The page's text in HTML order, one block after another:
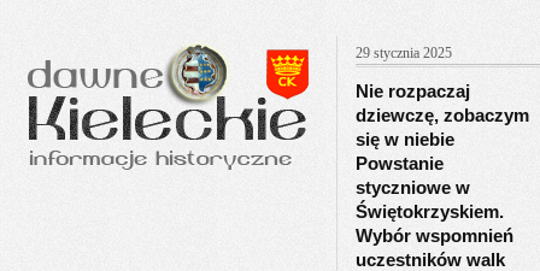
29 stycznia 2025
Nie rozpaczaj
dziewczę, zobaczym
się w niebie
Powstanie
styczniowe w
Świętokrzyskiem.
Wybór wspomnień
uczestników walk